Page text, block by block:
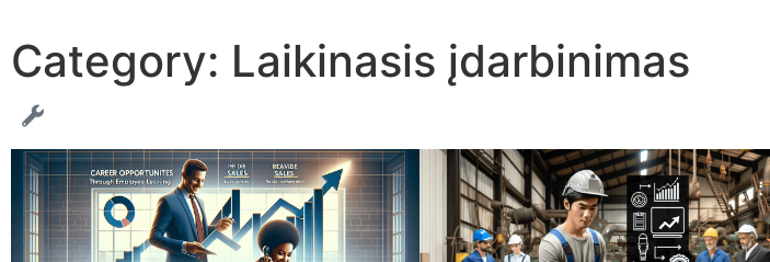
Category: Laikinasis įdarbinimas